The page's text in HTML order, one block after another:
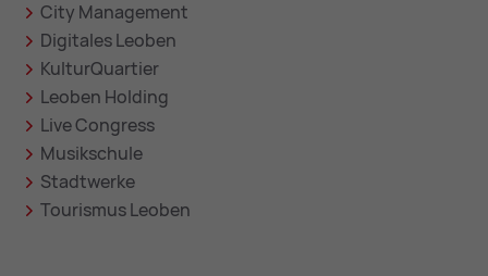
City Management
Digitales Leoben
KulturQuartier
Leoben Holding
Live Congress
Musikschule
Stadtwerke
Tourismus Leoben